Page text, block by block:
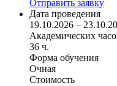
Отправить заявку
Дата проведения
19.10.2026 –
Академических
36 ч.
Форма обучения
Очная
Стоимость